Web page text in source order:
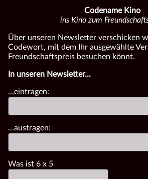
Codename Kino
ins Kino zum
Über unseren Newsletter verschicken
Codewort, mit dem Ihr ausgewählte
Freundschaftspreis besuchen könnt.
In unseren Newsletter...
...eintragen:
...austragen:
Was ist 6 x 5